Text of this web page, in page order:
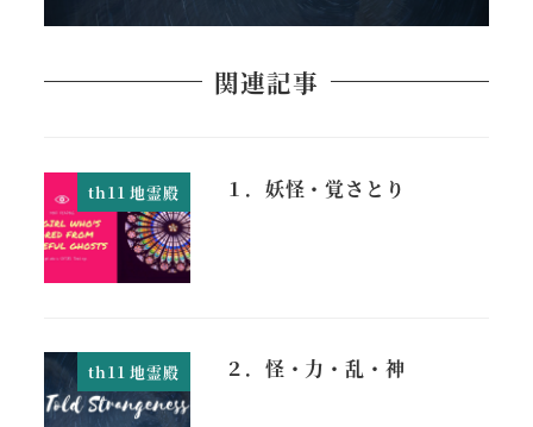
関連記事
th11 地霊殿 １．妖怪・覚さとり
th11 地霊殿 ２．怪・力・乱・神